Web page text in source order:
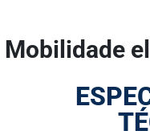
Mobilidade